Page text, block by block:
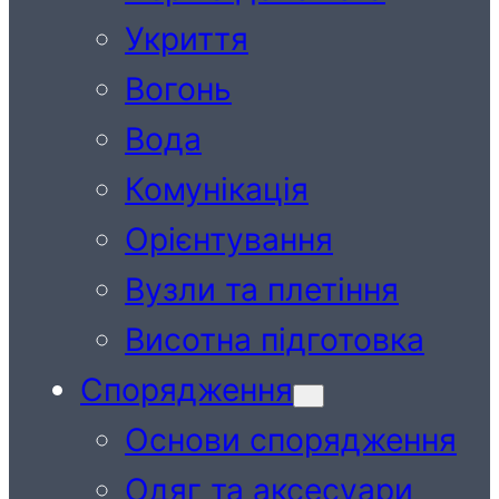
Укриття
Вогонь
Вода
Комунікація
Орієнтування
Вузли та плетіння
Висотна підготовка
Спорядження
Основи спорядження
Одяг та аксесуари